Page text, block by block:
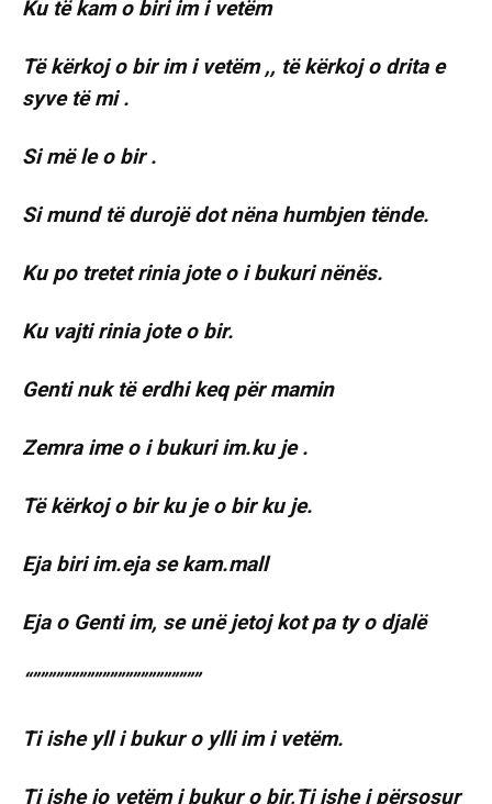
Ku të kam o biri im i vetëm
Të kërkoj o bir im i vetëm ,, të kërkoj o drita e
syve të mi .
Si më le o bir .
Si mund të durojë dot nëna humbjen tënde.
Ku po tretet rinia jote o i bukuri nënës.
Ku vajti rinia jote o bir.
Genti nuk të erdhi keq për mamin
Zemra ime o i bukuri im.ku je .
Të kërkoj o bir ku je o bir ku je.
Eja biri im.eja se kam.mall
Eja o Genti im, se unë jetoj kot pa ty o djalë
“””””””””””””””””””””””
Ti ishe yll i bukur o ylli im i vetëm.
Ti ishe jo vetëm i bukur o bir,Ti ishe i përsosur